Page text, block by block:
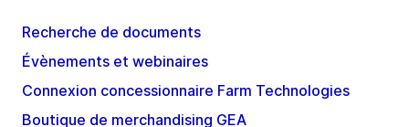
Recherche de documents
Évènements et webinaires
Connexion concessionnaire Farm Technologies
Boutique de merchandising GEA